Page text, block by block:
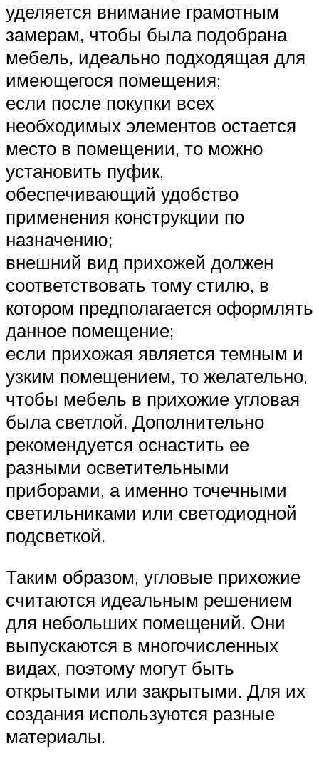
уделяется внимание грамотным
замерам, чтобы была подобрана
мебель, идеально подходящая для
имеющегося помещения;
если после покупки всех
необходимых элементов остается
место в помещении, то можно
установить пуфик,
обеспечивающий удобство
применения конструкции по
назначению;
внешний вид прихожей должен
соответствовать тому стилю, в
котором предполагается оформлять
данное помещение;
если прихожая является темным и
узким помещением, то желательно,
чтобы мебель в прихожие угловая
была светлой. Дополнительно
рекомендуется оснастить ее
разными осветительными
приборами, а именно точечными
светильниками или светодиодной
подсветкой.
Таким образом, угловые прихожие
считаются идеальным решением
для небольших помещений. Они
выпускаются в многочисленных
видах, поэтому могут быть
открытыми или закрытыми. Для их
создания используются разные
материалы.